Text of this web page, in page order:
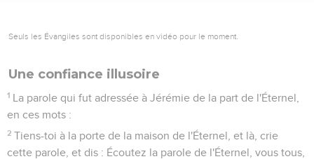
Seuls les Évangiles sont disponibles en vidéo pour le moment.
Une confiance illusoire
1 La parole qui fut adressée à Jérémie de la part de l'Éternel,
en ces mots :
2 Tiens-toi à la porte de la maison de l'Éternel, et là, crie
cette parole, et dis : Écoutez la parole de l'Éternel, vous tous,